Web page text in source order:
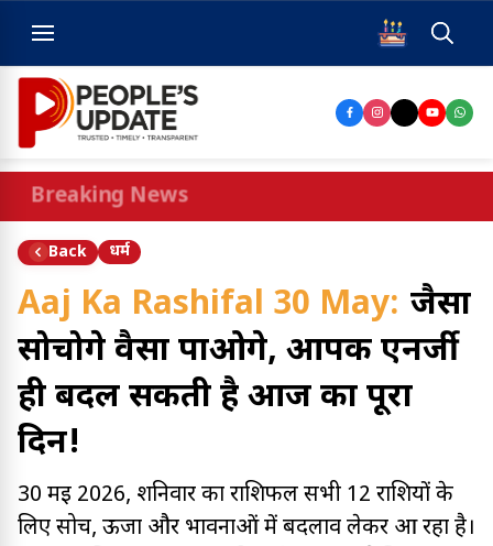
Breaking News
Back धर्म
Aaj Ka Rashifal 30 May: जैसा
सोचोगे वैसा पाओगे, आपकी एनर्जी
ही बदल सकती है आज का पूरा
दिन!
30 मई 2026, शनिवार का राशिफल सभी 12 राशियों के
लिए सोच, ऊर्जा और भावनाओं में बदलाव लेकर आ रहा है।